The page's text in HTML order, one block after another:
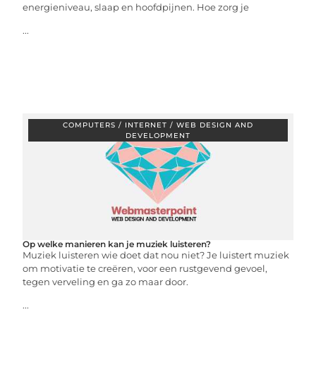
energieniveau, slaap en hoofdpijnen. Hoe zorg je
...
COMPUTERS / INTERNET / WEB DESIGN AND
DEVELOPMENT
Op welke manieren kan je muziek luisteren?
Muziek luisteren wie doet dat nou niet? Je luistert muziek
om motivatie te creëren, voor een rustgevend gevoel,
tegen verveling en ga zo maar door.
...